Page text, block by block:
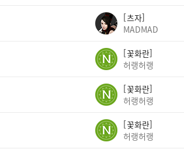
츠자
MADMAD
꽃화란
허랭허랭
꽃화란
허랭허랭
꽃화란
허랭허랭